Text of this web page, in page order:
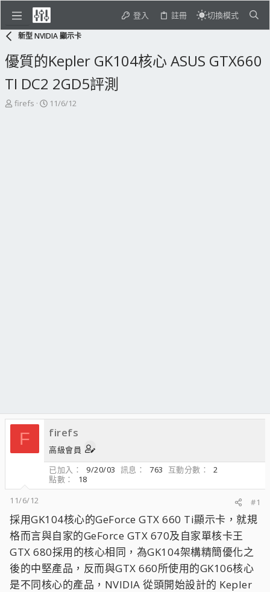
登入 註冊 切換模式
新型 NVIDIA 顯示卡
優質的Kepler GK104核心 ASUS GTX660
TI DC2 2GD5評測
主
firefs
開
11/6/12
F firefs
高級會員
已加入
9/20/03 訊息 763 互動分數
2
點數
18
11/6/12
#1
採用GK104核心的GeForce GTX 660 Ti顯示卡，就規
格而言與自家的GeForce GTX 670及自家單核卡王
GTX 680採用的核心相同，為GK104架構精簡優化之
後的中堅產品，反而與GTX 660所使用的GK106核心
是不同核心的產品，NVIDIA 從頭開始設計的 Kepler